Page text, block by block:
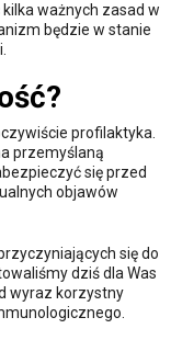
ważnych zasad w
będzie w stanie
profilaktyka.
przemyślaną
się przed
objawów
się do
dziś dla Was
wyraz korzystny